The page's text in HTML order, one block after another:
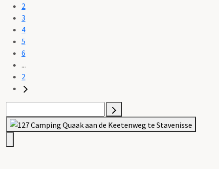
2
3
4
5
6
...
2